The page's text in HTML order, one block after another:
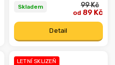
Skladem 99 Kč
od 89 Kč
Detail
LETNÍ SKLIZEŇ